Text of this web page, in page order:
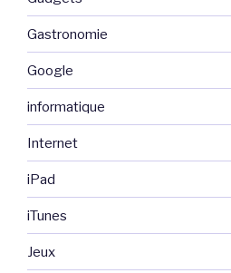
Gastronomie
Google
informatique
Internet
iPad
iTunes
Jeux